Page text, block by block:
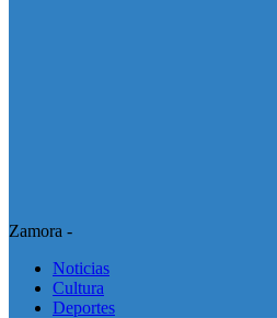
Zamora -
Noticias
Cultura
Deportes